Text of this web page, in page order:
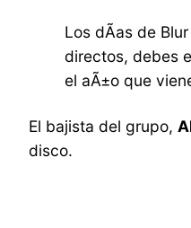
Los dÃ­as de
directos, debes
el aÃ±o que
El bajista del grupo,
disco.